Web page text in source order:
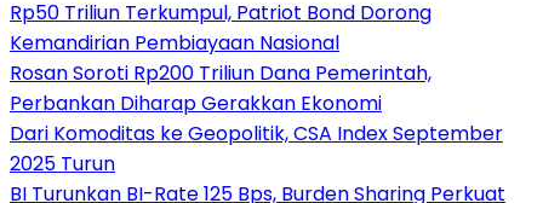
Rp50 Triliun Terkumpul, Patriot Bond Dorong
Kemandirian Pembiayaan Nasional
Rosan Soroti Rp200 Triliun Dana Pemerintah,
Perbankan Diharap Gerakkan Ekonomi
Dari Komoditas ke Geopolitik, CSA Index September
2025 Turun
BI Turunkan BI-Rate 125 Bps, Burden Sharing Perkuat